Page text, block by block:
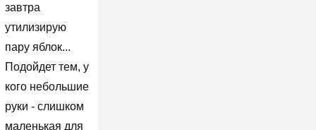
завтра
утилизирую
пару яблок...
Подойдет тем, у
кого небольшие
руки - слишком
маленькая для